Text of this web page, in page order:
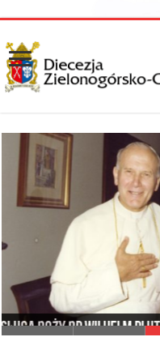
I Synod Diecezji